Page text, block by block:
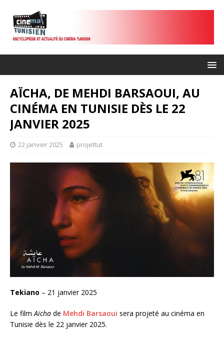
AÏCHA, DE MEHDI BARSAOUI, AU
CINÉMA EN TUNISIE DÈS LE 22
JANVIER 2025
22 janvier 2025 projettut
Tekiano – 21 janvier 2025
Le filmAïcha de Mehdi Barsaoui sera projeté au cinéma en
Tunisie dès le 22 janvier 2025.